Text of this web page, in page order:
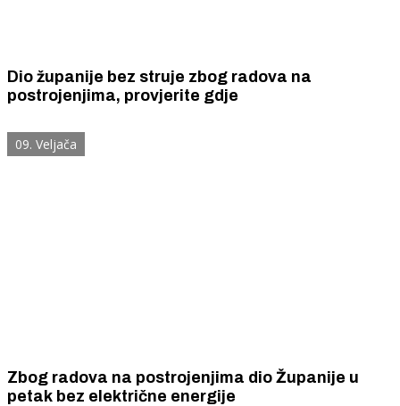
Dio županije bez struje zbog radova na
postrojenjima, provjerite gdje
09. Veljača
Zbog radova na postrojenjima dio Županije u
petak bez električne energije